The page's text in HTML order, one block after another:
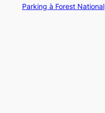
Parking à Forest National